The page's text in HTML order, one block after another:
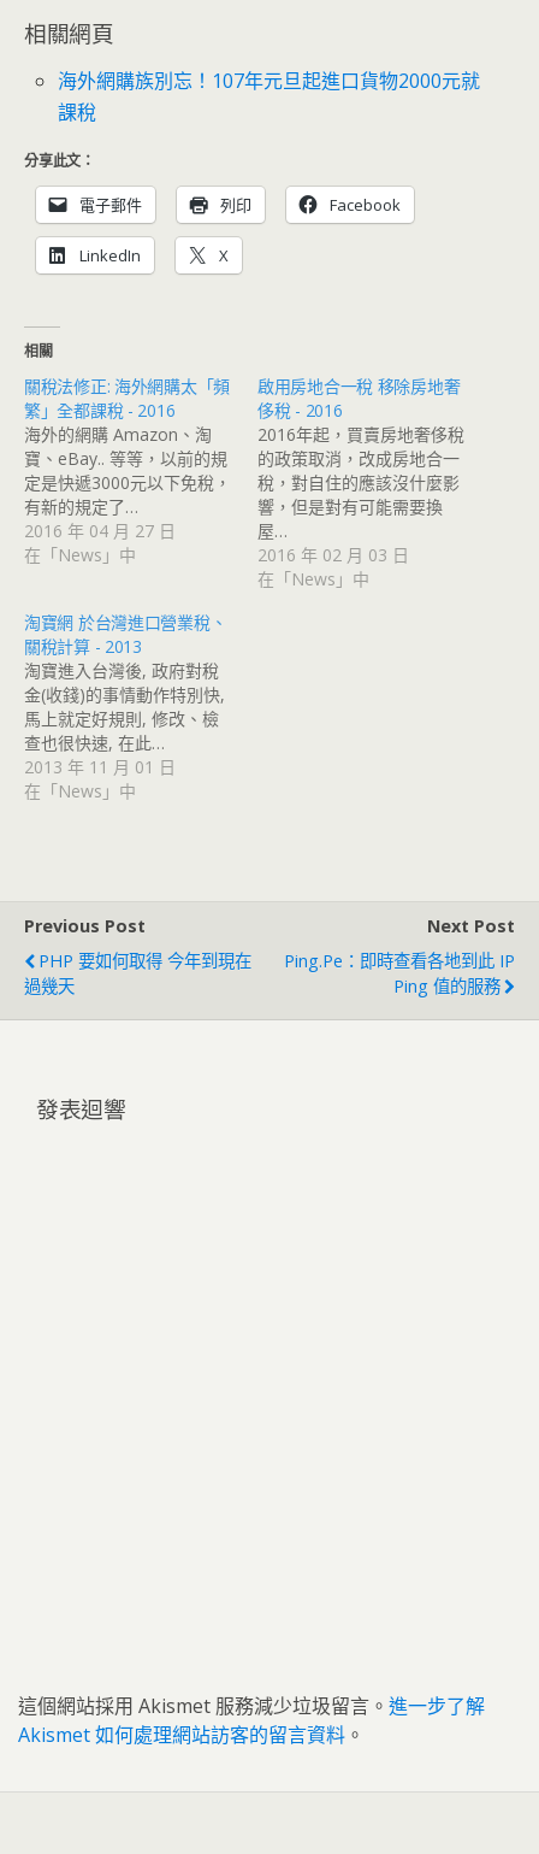
相關網頁
海外網購族別忘！107年元旦起進口貨物2000元就
課稅
分享此文：
電子郵件 列印 Facebook
LinkedIn X
相關
關稅法修正: 海外網購太「頻
繁」全都課稅 - 2016
海外的網購 Amazon、淘
寶、eBay.. 等等，以前的規
定是快遞3000元以下免稅，
有新的規定了…
2016 年 04 月 27 日
在「News」中
啟用房地合一稅 移除房地奢
侈稅 - 2016
2016年起，買賣房地奢侈稅
的政策取消，改成房地合一
稅，對自住的應該沒什麼影
響，但是對有可能需要換
屋…
2016 年 02 月 03 日
在「News」中
淘寶網 於台灣進口營業稅、
關稅計算 - 2013
淘寶進入台灣後, 政府對稅
金(收錢)的事情動作特別快,
馬上就定好規則, 修改、檢
查也很快速, 在此…
2013 年 11 月 01 日
在「News」中
Previous Post
PHP 要如何取得 今年到現在
過幾天
Next Post
Ping.pe：即時查看各地到此 IP
Ping 值的服務
發表迴響
這個網站採用 Akismet 服務減少垃圾留言。 進一步了解
Akismet 如何處理網站訪客的留言資料 。